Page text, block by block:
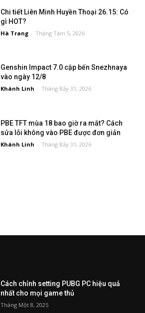
Chi tiết Liên Minh Huyền Thoại 26.15: Có
gì HOT?
Hà Trang - Tháng Tám 5, 2026
Genshin Impact 7.0 cập bến Snezhnaya
vào ngày 12/8
Khánh Linh - Tháng Bảy 31, 2026
PBE TFT mùa 18 bao giờ ra mắt? Cách
sửa lỗi không vào PBE được đơn giản
Khánh Linh - Tháng Bảy 31, 2026
Cách chỉnh setting PUBG PC hiệu quả
nhất cho mọi game thủ
Tháng Một 8, 2025